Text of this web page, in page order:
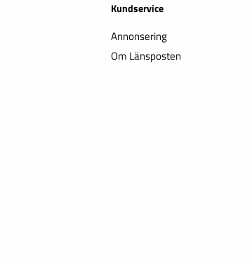
Kundservice
Annonsering
Om Länsposten